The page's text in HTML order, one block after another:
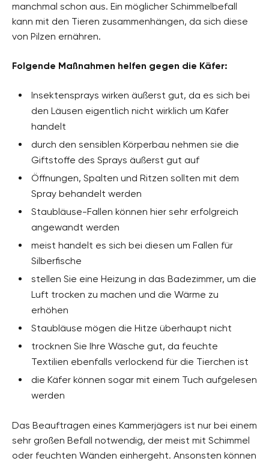
manchmal schon aus. Ein möglicher Schimmelbefall
kann mit den Tieren zusammenhängen, da sich diese
von Pilzen ernähren.
Folgende Maßnahmen helfen gegen die Käfer:
Insektensprays wirken äußerst gut, da es sich bei
den Läusen eigentlich nicht wirklich um Käfer
handelt
durch den sensiblen Körperbau nehmen sie die
Giftstoffe des Sprays äußerst gut auf
Öffnungen, Spalten und Ritzen sollten mit dem
Spray behandelt werden
Staubläuse-Fallen können hier sehr erfolgreich
angewandt werden
meist handelt es sich bei diesen um Fallen für
Silberfische
stellen Sie eine Heizung in das Badezimmer, um die
Luft trocken zu machen und die Wärme zu
erhöhen
Staubläuse mögen die Hitze überhaupt nicht
trocknen Sie Ihre Wäsche gut, da feuchte
Textilien ebenfalls verlockend für die Tierchen ist
die Käfer können sogar mit einem Tuch aufgelesen
werden
Das Beauftragen eines Kammerjägers ist nur bei einem
sehr großen Befall notwendig, der meist mit Schimmel
oder feuchten Wänden einhergeht. Ansonsten können